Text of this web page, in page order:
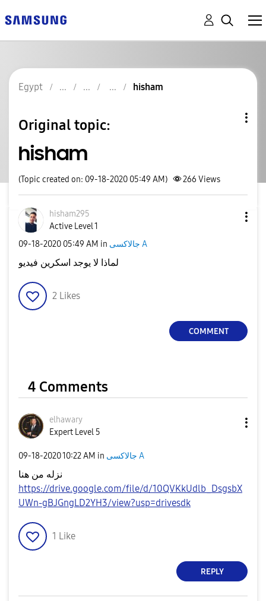
Egypt hisham
Original topic:
hisham
(Topic created on: 09-18-2020 05:49 AM) 266 Views
hisham295
Active Level 1
‎09-18-2020 05:49 AM in جالاكسى A
لماذا لا يوجد اسكرين فيديو
2 Likes
COMMENT
4 Comments
elhawary
Expert Level 5
‎09-18-202010:22 AM in جالاكسى A
نزله من هنا
https://drive.google.com/file/d/10QVKkUdlb_DsgsbX
UWn-gBJGngLD2YH3/view?usp=drivesdk
1 Like
REPLY